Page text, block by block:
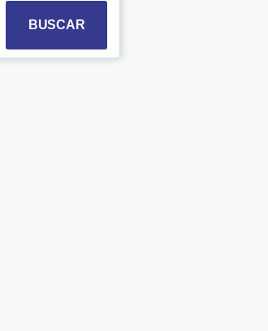
and select a date. Press the
the calendar and select a date.
BUSCAR